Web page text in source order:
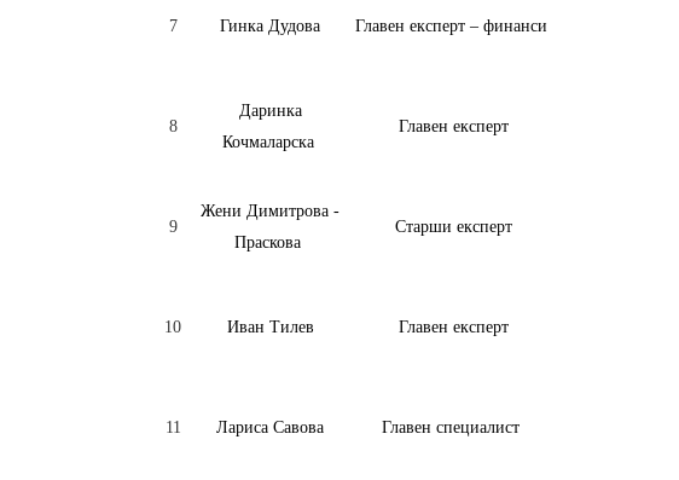
7 Гинка Дудова Главен експерт – финанси
8
Даринка
Кочмаларска
Главен експерт
9
Жени Димитрова -
Праскова
Старши експерт
10 Иван Тилев Главен експерт
11 Лариса Савова Главен специалист